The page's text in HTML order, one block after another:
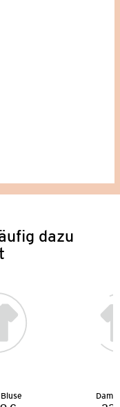
dazu